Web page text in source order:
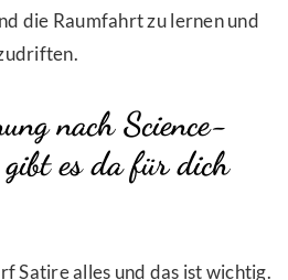
die Raumfahrt zu lernen und
nach Science-
es da für dich
Satire alles und das ist wichtig.